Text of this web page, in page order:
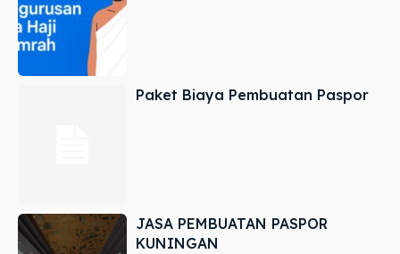
Paket Biaya Pembuatan Paspor
JASA PEMBUATAN PASPOR
KUNINGAN